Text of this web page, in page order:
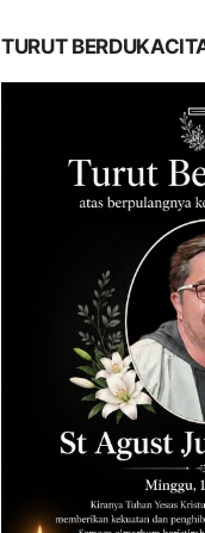
TURUT